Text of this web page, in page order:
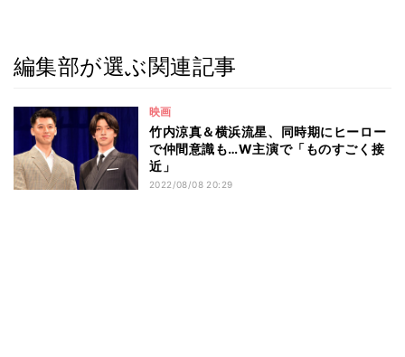
編集部が選ぶ関連記事
映画
竹内涼真＆横浜流星、同時期にヒーロー
で仲間意識も…W主演で「ものすごく接
近」
2022/08/08 20:29